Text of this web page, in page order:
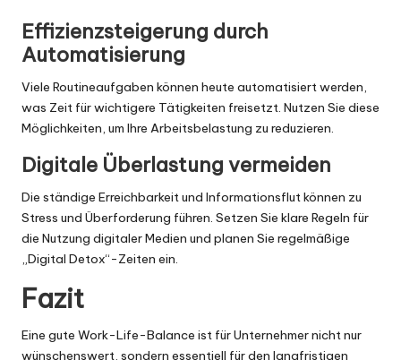
Effizienzsteigerung durch
Automatisierung
Viele Routineaufgaben können heute automatisiert werden,
was Zeit für wichtigere Tätigkeiten freisetzt. Nutzen Sie diese
Möglichkeiten, um Ihre Arbeitsbelastung zu reduzieren.
Digitale Überlastung vermeiden
Die ständige Erreichbarkeit und Informationsflut können zu
Stress und Überforderung führen. Setzen Sie klare Regeln für
die Nutzung digitaler Medien und planen Sie regelmäßige
„Digital Detox“-Zeiten ein.
Fazit
Eine gute Work-Life-Balance ist für Unternehmer nicht nur
wünschenswert, sondern essentiell für den langfristigen